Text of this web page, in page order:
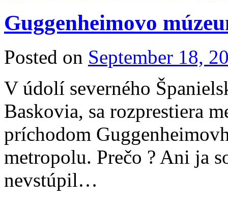
Guggenheimovo
Posted on September 18,
V údolí severného
Baskovia, sa rozprestiera
príchodom
metropolu. Prečo ? Ani ja
nevstúpil…